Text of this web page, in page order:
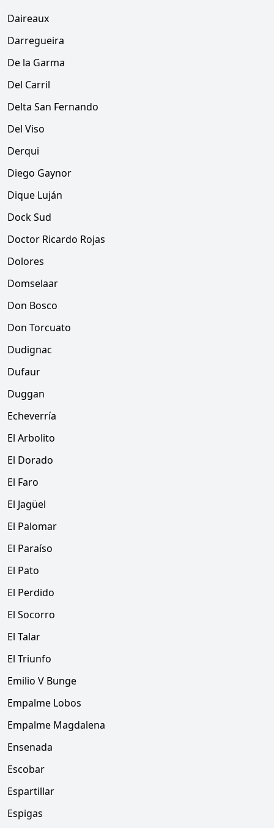
Daireaux
Darregueira
De la Garma
Del Carril
Delta San Fernando
Del Viso
Derqui
Diego Gaynor
Dique Luján
Dock Sud
Doctor Ricardo Rojas
Dolores
Domselaar
Don Bosco
Don Torcuato
Dudignac
Dufaur
Duggan
Echeverría
El Arbolito
El Dorado
El Faro
El Jagüel
El Palomar
El Paraíso
El Pato
El Perdido
El Socorro
El Talar
El Triunfo
Emilio V Bunge
Empalme Lobos
Empalme Magdalena
Ensenada
Escobar
Espartillar
Espigas